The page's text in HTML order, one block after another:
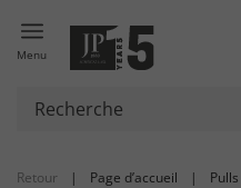
Menu
Retour | Page d’accueil | Pulls